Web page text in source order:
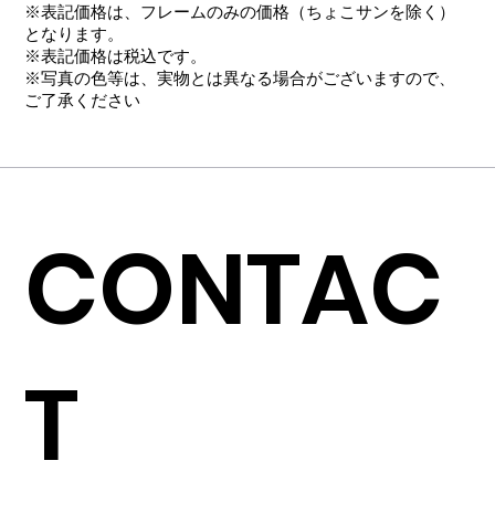
※表記価格は、フレームのみの価格（ちょこサンを除く）
となります。
​※表記価格は税込です。
※写真の色等は、実物とは異なる場合がございますので、
ご了承ください
CONTAC
T